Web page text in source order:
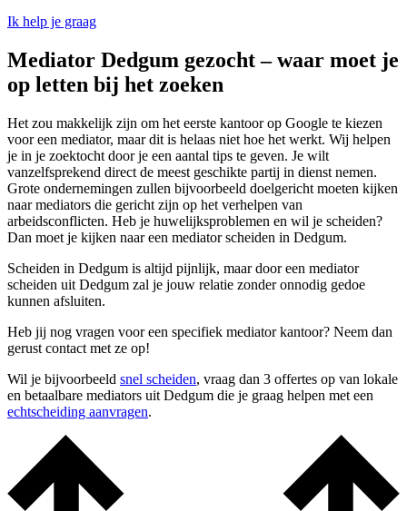
Ik help je graag
Mediator Dedgum gezocht – waar moet je
op letten bij het zoeken
Het zou makkelijk zijn om het eerste kantoor op Google te kiezen
voor een mediator, maar dit is helaas niet hoe het werkt. Wij helpen
je in je zoektocht door je een aantal tips te geven. Je wilt
vanzelfsprekend direct de meest geschikte partij in dienst nemen.
Grote ondernemingen zullen bijvoorbeeld doelgericht moeten kijken
naar mediators die gericht zijn op het verhelpen van
arbeidsconflicten. Heb je huwelijksproblemen en wil je scheiden?
Dan moet je kijken naar een mediator scheiden in Dedgum.
Scheiden in Dedgum is altijd pijnlijk, maar door een mediator
scheiden uit Dedgum zal je jouw relatie zonder onnodig gedoe
kunnen afsluiten.
Heb jij nog vragen voor een specifiek mediator kantoor? Neem dan
gerust contact met ze op!
Wil je bijvoorbeeld snel scheiden, vraag dan 3 offertes op van lokale
en betaalbare mediators uit Dedgum die je graag helpen met een
echtscheiding aanvragen.